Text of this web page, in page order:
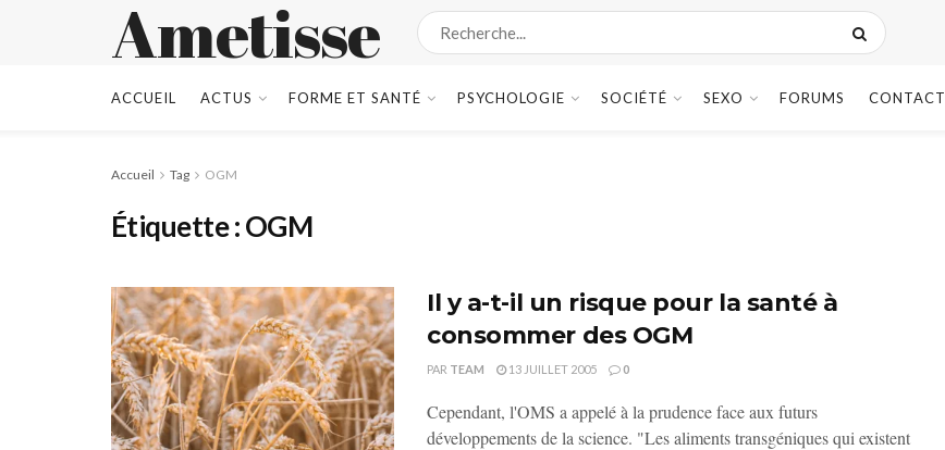
Ametisse
ACCUEIL ACTUS FORME ET SANTÉ PSYCHOLOGIE SOCIÉTÉ SEXO FORUMS CONTACT
Accueil Tag OGM
Étiquette :OGM
Il y a-t-il un risque pour la santé à
consommer des OGM
PAR TEAM 13 JUILLET 2005 0
Cependant, l'OMS a appelé à la prudence face aux futurs
développements de la science. "Les aliments transgéniques qui existent